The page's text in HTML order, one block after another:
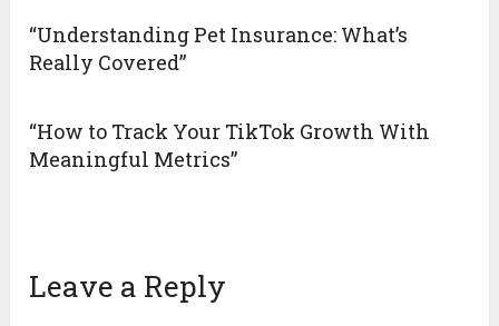
“Understanding Pet Insurance: What’s
Really Covered”
“How to Track Your TikTok Growth With
Meaningful Metrics”
Leave a Reply